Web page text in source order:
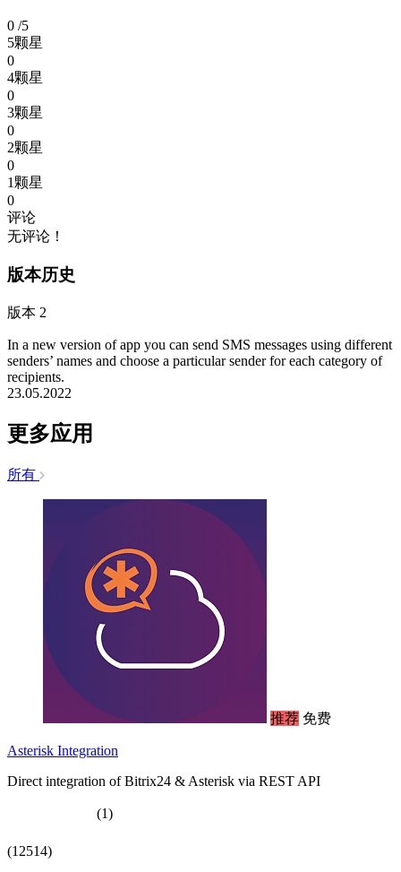
0 /5
5颗星
0
4颗星
0
3颗星
0
2颗星
0
1颗星
0
评论
无评论！
版本历史
版本 2
In a new version of app you can send SMS messages using different
senders’ names and choose a particular sender for each category of
recipients.
23.05.2022
更多应用
所有
推荐 免费
Asterisk Integration
Direct integration of Bitrix24 & Asterisk via REST API
(1)
(12514)